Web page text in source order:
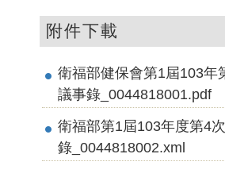
附件下載
衛福部健保會第1屆103年
議事錄_0044818001.pdf
衛福部第1屆103年度第4
錄_0044818002.xml